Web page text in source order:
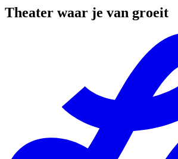
Theater waar je van groeit